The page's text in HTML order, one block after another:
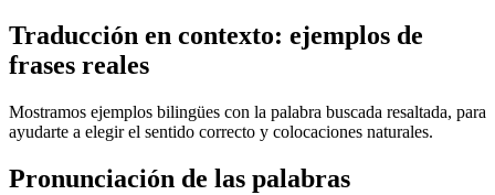
Traducción en contexto: ejemplos de
frases reales
Mostramos ejemplos bilingües con la palabra buscada resaltada, para
ayudarte a elegir el sentido correcto y colocaciones naturales.
Pronunciación de las palabras